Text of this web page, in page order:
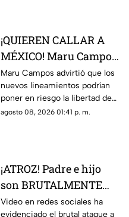
¡QUIEREN CALLAR A
MÉXICO! Maru Campos
alerta por nuevos
lineamientos y posible
censura
Maru Campos advirtió que los
nuevos lineamientos podrían
poner en riesgo la libertad de
expresión y abrir la puerta a
agosto 08, 2026 01:41 p. m.
¡ATROZ! Padre e hijo
son BRUTALMENTE
atacados con arma en
Video en redes sociales ha
evidenciado el brutal ataque a